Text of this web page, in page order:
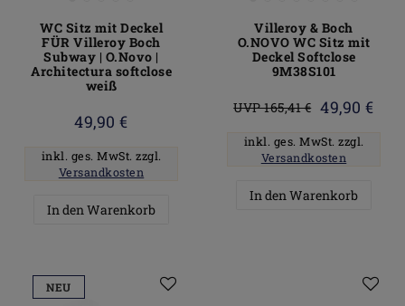
WC Sitz mit Deckel
FÜR Villeroy Boch
Subway | O.Novo |
Architectura softclose
weiß
49,90 €
inkl. ges. MwSt. zzgl.
Versandkosten
In den Warenkorb
Villeroy & Boch
O.NOVO WC Sitz mit
Deckel Softclose
9M38S101
UVP 165,41 € 49,90 €
inkl. ges. MwSt. zzgl.
Versandkosten
In den Warenkorb
NEU